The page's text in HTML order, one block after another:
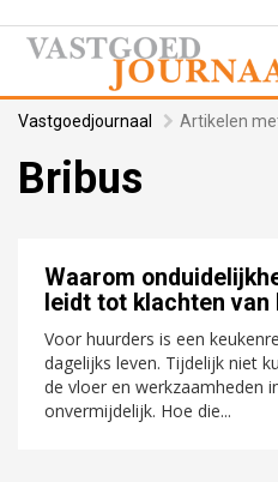
Vastgoedjournaal Artikelen
Bribus
Waarom
leidt tot klachten van
Voor huurders is een
dagelijks leven. Tijdelijk niet
de vloer en werkzaamheden
onvermijdelijk. Hoe die...